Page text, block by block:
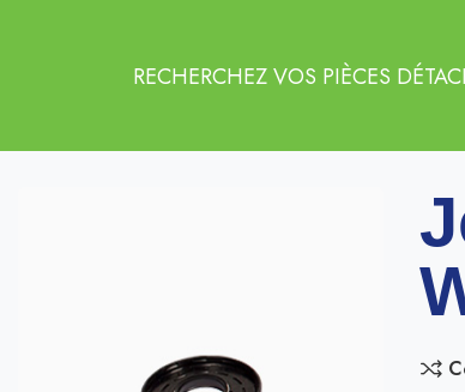
RECHERCHEZ VOS PIÈCES